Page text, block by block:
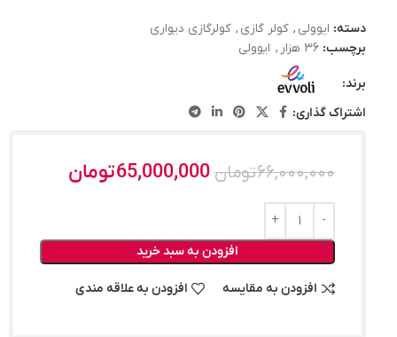
دسته: ایوولی , کولر گازی , کولرگازی دیواری
برچسب: 36 هزار , ایوولی
برند:
اشتراک گذاری:
66,000,000تومان65,000,000تومان
افزودن به سبد خرید
افزودن به مقایسه افزودن به علاقه مندی